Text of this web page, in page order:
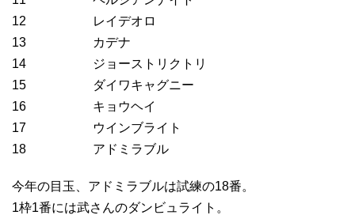
12 レイデオロ
13 カデナ
14 ジョーストリクトリ
15 ダイワキャグニー
16 キョウヘイ
17 ウインブライト
18 アドミラブル
今年の目玉、アドミラブルは試練の18番。
1枠1番には武さんのダンビュライト。